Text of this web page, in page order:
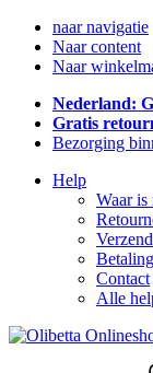
naar navigatie
Naar content
Naar
Nederland:
Gratis
Bezorging
Help
Waar is
Contact
Alle